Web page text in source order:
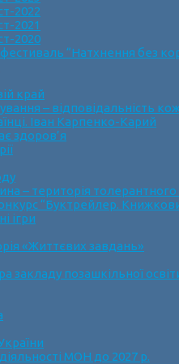
2022
2021
2020
“Натхнення без
край
– відповідальність
Іван Карпенко-Карий
здоров’я
– територія
“Буктрейлер.
ігри
«Життєвих завдань»
закладу позашкільної
МОН до 2027 р.